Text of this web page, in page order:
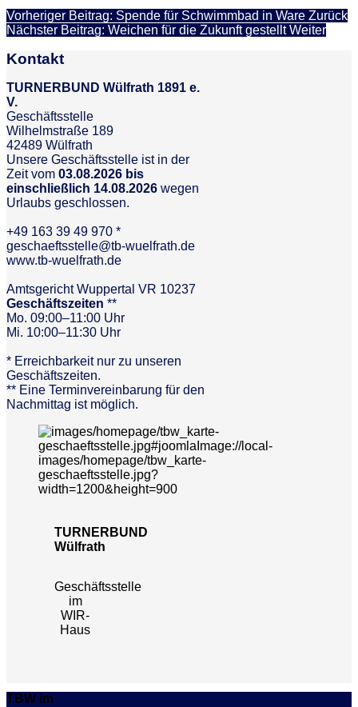
Vorheriger Beitrag: Spende für Schwimmbad in Ware Zurück
Nächster Beitrag: Weichen für die Zukunft gestelltWeiter
Kontakt
TURNERBUND Wülfrath 1891 e.
V.
Geschäftsstelle
Wilhelmstraße 189
42489 Wülfrath
Unsere Geschäftsstelle ist in der
Zeit vom 03.08.2026 bis
einschließlich 14.08.2026 wegen
Urlaubs geschlossen.
+49 163 39 49 970 *
geschaeftsstelle@tb-wuelfrath.de
www.tb-wuelfrath.de
Amtsgericht Wuppertal VR 10237
Geschäftszeiten **
Mo. 09:00–11:00 Uhr
Mi. 10:00–11:30 Uhr
* Erreichbarkeit nur zu unseren
Geschäftszeiten.
** Eine Terminvereinbarung für den
Nachmittag ist möglich.
TURNERBUND
Wülfrath
Geschäftsstelle
im
WIR-
Haus
TBW im